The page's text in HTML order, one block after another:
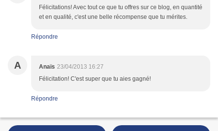
Félicitations! Avec tout ce que tu offres sur ce blog, en quantité
et en qualité, c'est une belle récompense que tu mérites.
Répondre
A Anaïs 23/04/2013 16:27
Félicitation! C'est super que tu aies gagné!
Répondre